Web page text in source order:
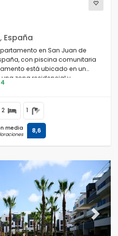
España
en San Juan de
con piscina comunitaria
está ubicado en un
zona residencial y
a pocos pasos de
2 1
media 8,6
Next